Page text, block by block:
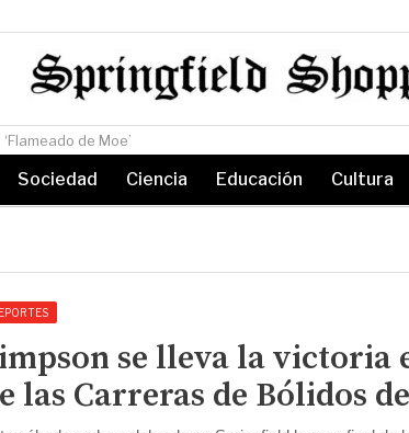
Sociedad Ciencia Educación Cultura
se lleva la victoria
las Carreras de Bólidos